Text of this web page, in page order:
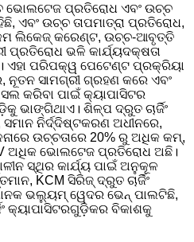
ଭୋଲଟେଜ ପ୍ରତିରୋଧ ଏବଂ ଉଚ୍ଚ
ଏବଂ ଉଚ୍ଚ ତାପମାତ୍ରା ପ୍ରତିରୋଧ,
କମ ଲିକେଜ୍ କରେଣ୍ଟ, ଉଚ୍ଚ-ଆବୃତ୍ତି
ପ୍ରତିରୋଧ ଭଳି କାର୍ଯ୍ୟଦକ୍ଷତା
ଏହା ପରିପକ୍ୱ ପେଟେଣ୍ଟ ପ୍ରକ୍ରିୟା
ସାମଗ୍ରୀ ଗ୍ରହଣ କରେ ଏବଂ
କରିବା ପାଇଁ କ୍ୟାପାସିଟର
ଶିଳ୍ପ ଦ୍ରୁତ ଚାର୍ଜିଂ
ନିର୍ଦ୍ଦିଷ୍ଟକରଣ ଅଧୀନରେ,
ଉଚ୍ଚତାରେ 20% ରୁ ଅଧିକ କମ୍,
ଅଧିକ ଭୋଲଟେଜ ପ୍ରତିରୋଧ ଅଛି।
ସ୍ଥିର କାର୍ଯ୍ୟ ପାଇଁ ଅନୁକୂଳ
KCM ସିରିଜ୍ ଦ୍ରୁତ ଚାର୍ଜିଂ
ଭଲ୍ୟୁମ୍ ୱେଦର ଭେନ୍ ପାଲଟିଛି,
କ୍ୟାପାସିଟରଗୁଡ଼ିକର ବିକାଶକୁ